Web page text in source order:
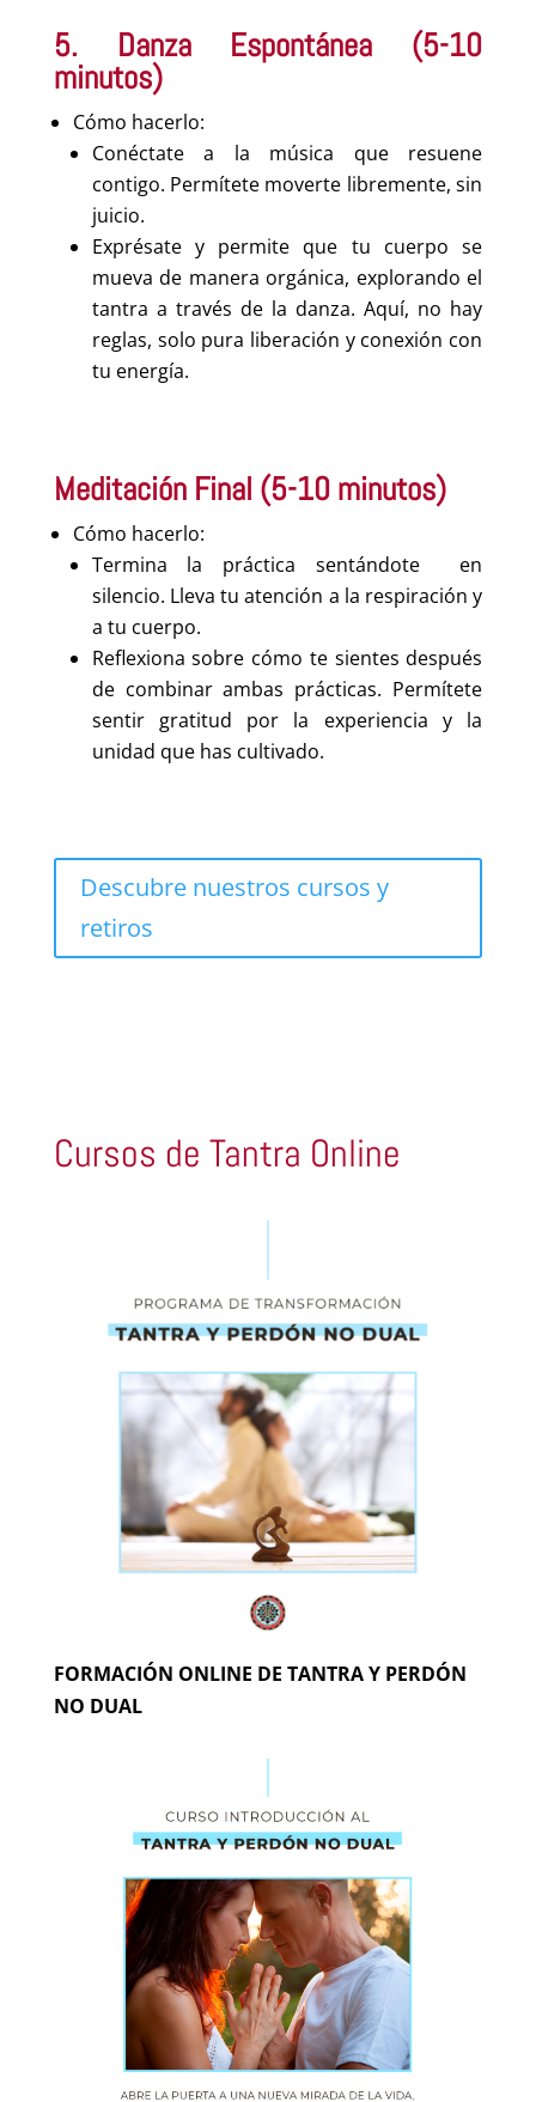
5. Danza Espontánea (5-10
minutos)
Cómo hacerlo:
Conéctate a la música que resuene
contigo. Permítete moverte libremente, sin
juicio.
Exprésate y permite que tu cuerpo se
mueva de manera orgánica, explorando el
tantra a través de la danza. Aquí, no hay
reglas, solo pura liberación y conexión con
tu energía.
Meditación Final (5-10 minutos)
Cómo hacerlo:
Termina la práctica sentándote en
silencio. Lleva tu atención a la respiración y
a tu cuerpo.
Reflexiona sobre cómo te sientes después
de combinar ambas prácticas. Permítete
sentir gratitud por la experiencia y la
unidad que has cultivado.
Descubre nuestros cursos y
retiros
Cursos de Tantra Online
FORMACIÓN ONLINE DE TANTRA Y PERDÓN
NO DUAL